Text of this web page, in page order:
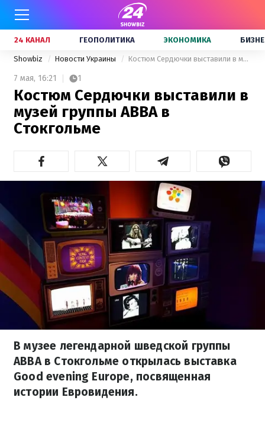
24 КАНАЛ ГЕОПОЛИТИКА ЭКОНОМИКА
Showbiz Новости Украины Костюм Сердючки выставили в музей группы ABBA в Стокгольме
7 мая, 16:21 1
Костюм Сердючки выставили в
музей группы ABBA в
Стокгольме
В музее легендарной шведской группы
ABBA в Стокгольме открылась выставка
Good evening Europe, посвященная
истории Евровидения.